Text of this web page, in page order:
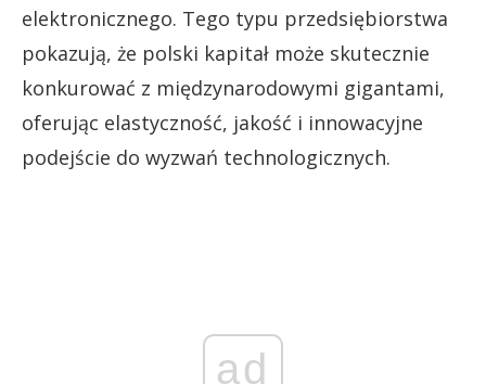
elektronicznego. Tego typu przedsiębiorstwa
pokazują, że polski kapitał może skutecznie
konkurować z międzynarodowymi gigantami,
oferując elastyczność, jakość i innowacyjne
podejście do wyzwań technologicznych.
ad